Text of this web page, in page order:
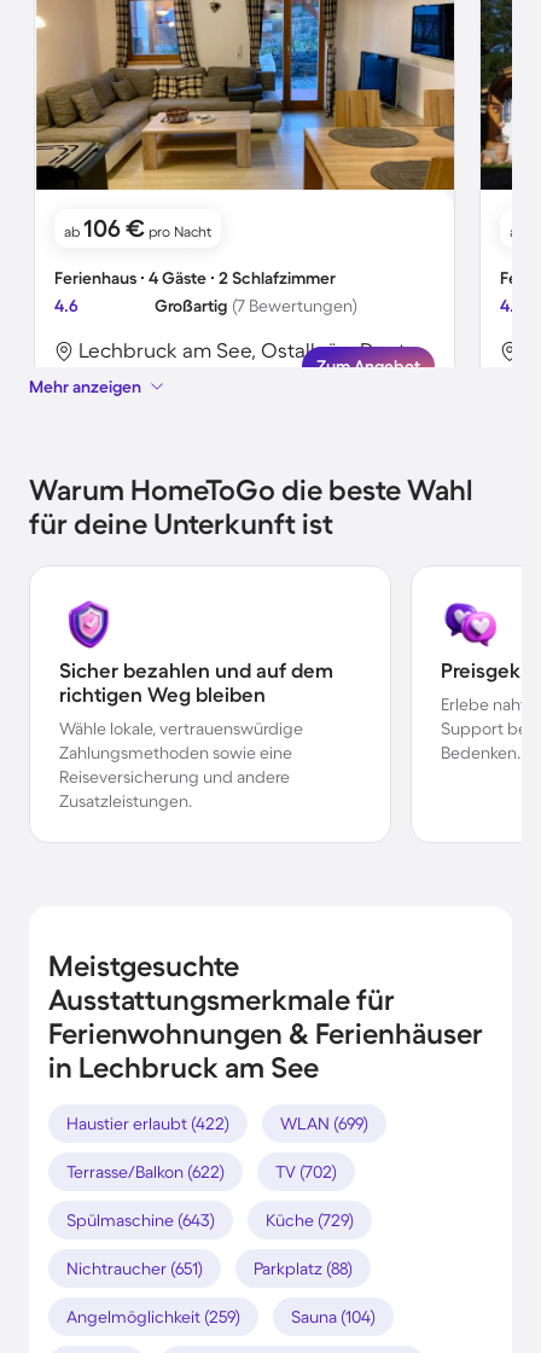
ab 106 € pro Nacht
Ferienhaus ∙ 4 Gäste ∙ 2 Schlafzimmer
4.6
Großartig (7 Bewertungen)
Lechbruck am See, Ostallgäu, Deutschland
Zum Angebot
ab
4.4
Mehr anzeigen
Warum HomeToGo die beste Wahl
für deine Unterkunft ist
Sicher bezahlen und auf dem
richtigen Weg bleiben
Wähle lokale, vertrauenswürdige
Zahlungsmethoden sowie eine
Reiseversicherung und andere
Zusatzleistungen.
Erlebe
Support bei
Bedenken.
Meistgesuchte
Ausstattungsmerkmale für
Ferienwohnungen & Ferienhäuser
in Lechbruck am See
Haustier erlaubt (422) WLAN (699)
Terrasse/Balkon (622) TV (702)
Spülmaschine (643) Küche (729)
Nichtraucher (651) Parkplatz (88)
Angelmöglichkeit (259) Sauna (104)